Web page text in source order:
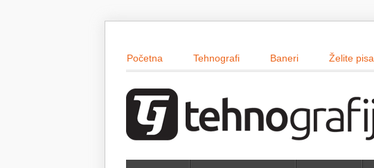
Početna Tehnografi Baneri Želite